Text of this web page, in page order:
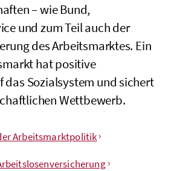
– wie Bund,
und zum Teil auch der
des Arbeitsmarktes. Ein
hat positive
das Sozialsystem und sichert
Wettbewerb.
Arbeitsmarktpolitik